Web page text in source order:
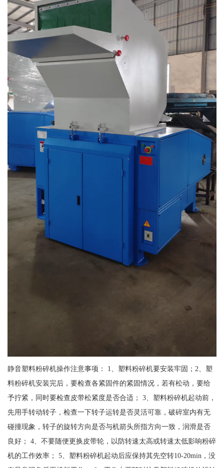
静音塑料粉碎机操作注意事项： 1、塑料粉碎机要安装牢固；2、塑
料粉碎机安装完后，要检查各紧固件的紧固情况，若有松动，要给
予拧紧，同时要检查皮带松紧度是否合适； 3、塑料粉碎机起动前，
先用手转动转子，检查一下转子运转是否灵活可靠，破碎室内有无
碰撞现象，转子的旋转方向是否与机箭头所指方向一致，润滑是否
良好； 4、不要随便更换皮带轮，以防转速太高或转速太低影响粉碎
机的工作效率； 5、塑料粉碎机起动后应保持其先空转10-20min，没